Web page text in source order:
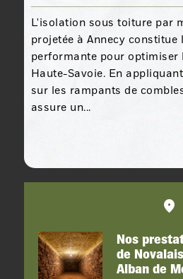
L'isolation sous toiture par
projetée à Annecy
performante pour optimiser
Haute-Savoie. En
sur les rampants de
assure un...
Nos
de
Alban de